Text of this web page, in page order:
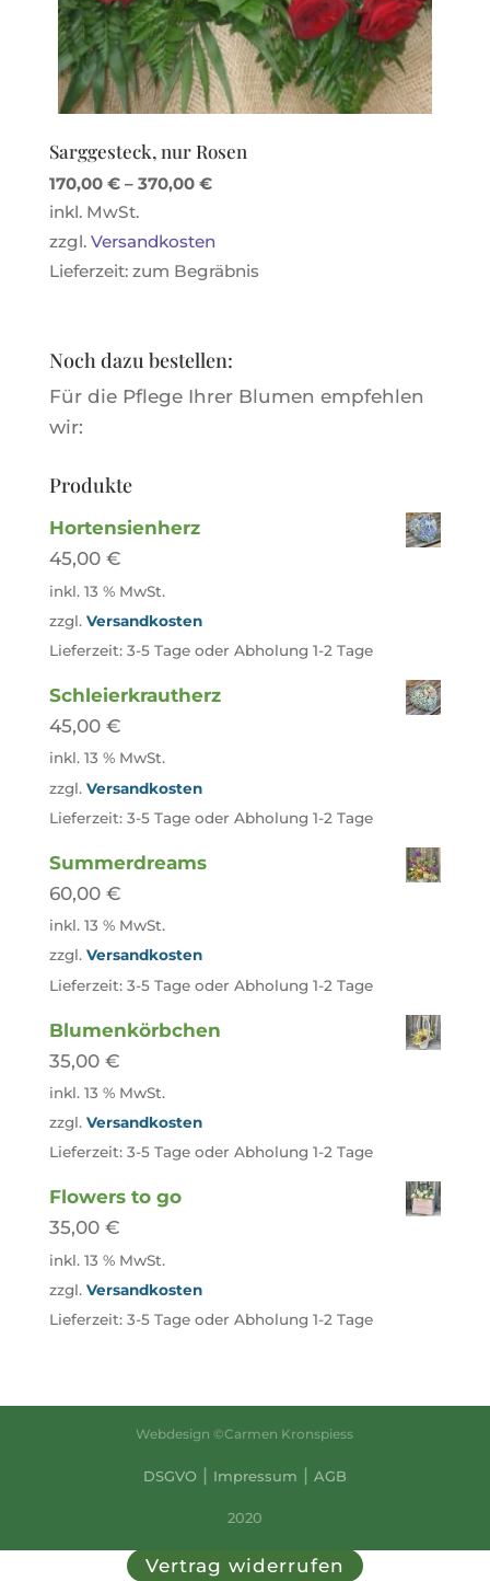
Sarggesteck, nur Rosen
170,00 €– 370,00 €
inkl. MwSt.
zzgl. Versandkosten
Lieferzeit: zum Begräbnis
Noch dazu bestellen:
Für die Pflege Ihrer Blumen empfehlen
wir:
Produkte
Hortensienherz
45,00 €
inkl. 13 % MwSt.
zzgl. Versandkosten
Lieferzeit: 3-5 Tage oder Abholung 1-2 Tage
Schleierkrautherz
45,00 €
inkl. 13 % MwSt.
zzgl. Versandkosten
Lieferzeit: 3-5 Tage oder Abholung 1-2 Tage
Summerdreams
60,00 €
inkl. 13 % MwSt.
zzgl. Versandkosten
Lieferzeit: 3-5 Tage oder Abholung 1-2 Tage
Blumenkörbchen
35,00 €
inkl. 13 % MwSt.
zzgl. Versandkosten
Lieferzeit: 3-5 Tage oder Abholung 1-2 Tage
Flowers to go
35,00 €
inkl. 13 % MwSt.
zzgl. Versandkosten
Lieferzeit: 3-5 Tage oder Abholung 1-2 Tage
Webdesign ©Carmen Kronspiess
DSGVO| Impressum | AGB
2020
Vertrag widerrufen